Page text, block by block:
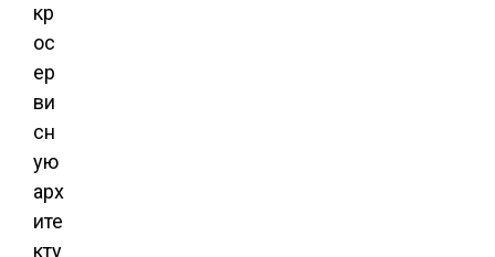
кр
ос
ер
ви
сн
ую
арх
ите
кту